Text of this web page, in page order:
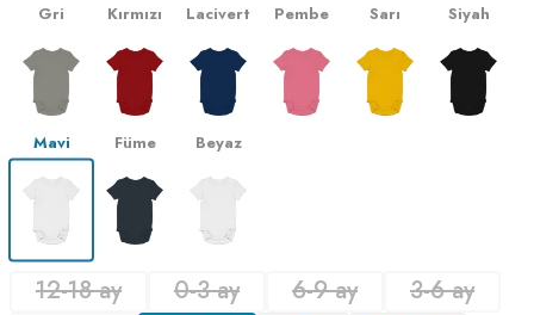
Gri Kırmızı Lacivert Pembe Sarı Siyah
Mavi Füme Beyaz
12-18 ay 0-3 ay 6-9 ay
3-6 ay